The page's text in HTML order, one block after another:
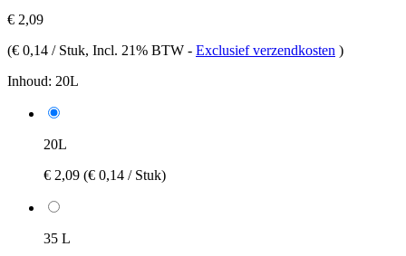
€ 2,09
(€ 0,14 / Stuk, Incl. 21% BTW - Exclusief verzendkosten )
Inhoud: 20L
20L
€ 2,09 (€ 0,14 / Stuk)
35 L